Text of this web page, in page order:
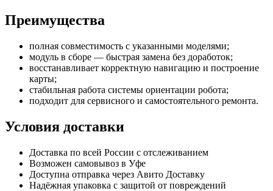
Преимущества
полная совместимость с указанными моделями;
модуль в сборе — быстрая замена без доработок;
восстанавливает корректную навигацию и построение
карты;
стабильная работа системы ориентации робота;
подходит для сервисного и самостоятельного ремонта.
Условия доставки
Доставка по всей России с отслеживанием
Возможен самовывоз в Уфе
Доступна отправка через Авито Доставку
Надёжная упаковка с защитой от повреждений